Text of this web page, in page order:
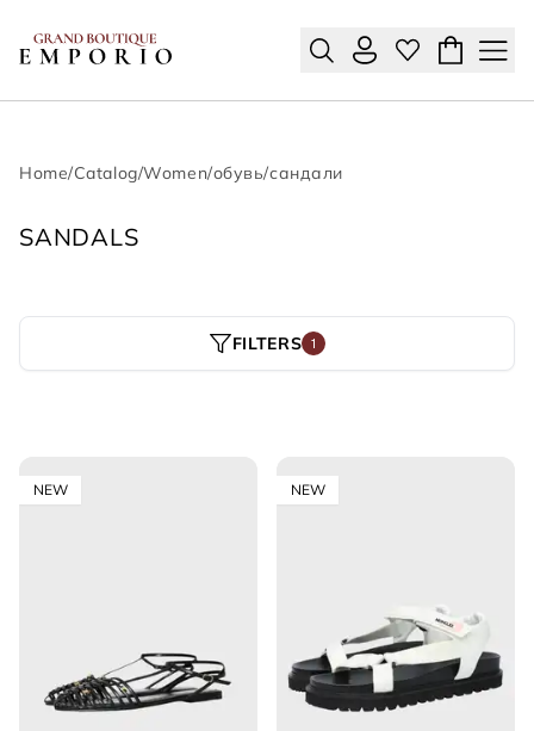
Home/Catalog/Women/обувь/сандали
SANDALS
FILTERS 1
NEW NEW